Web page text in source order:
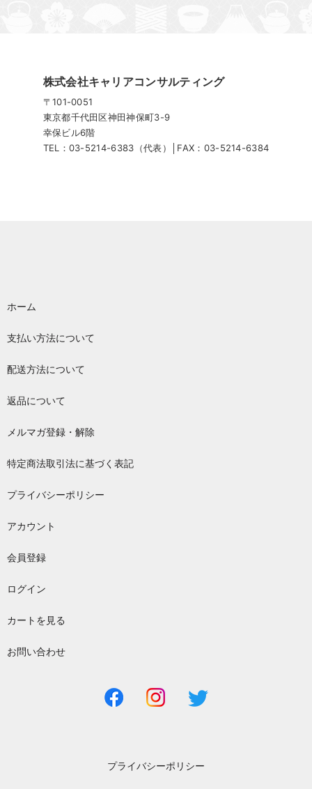
株式会社キャリアコンサルティング
〒101-0051
東京都千代⽥区神⽥神保町3-9
幸保ビル6階
TEL：03-5214-6383（代表）│FAX：03-5214-6384
ホーム
支払い方法について
配送方法について
返品について
メルマガ登録・解除
特定商法取引法に基づく表記
プライバシーポリシー
アカウント
会員登録
ログイン
カートを見る
お問い合わせ
プライバシーポリシー